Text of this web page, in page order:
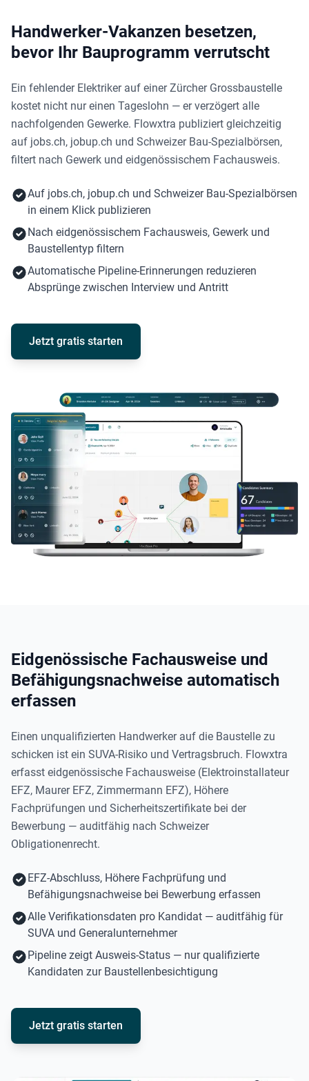
Handwerker-Vakanzen besetzen,
bevor Ihr Bauprogramm verrutscht
Ein fehlender Elektriker auf einer Zürcher Grossbaustelle
kostet nicht nur einen Tageslohn — er verzögert alle
nachfolgenden Gewerke. Flowxtra publiziert gleichzeitig
auf jobs.ch, jobup.ch und Schweizer Bau-Spezialbörsen,
filtert nach Gewerk und eidgenössischem Fachausweis.
Auf jobs.ch, jobup.ch und Schweizer Bau-Spezialbörsen
in einem Klick publizieren
Nach eidgenössischem Fachausweis, Gewerk und
Baustellentyp filtern
Automatische Pipeline-Erinnerungen reduzieren
Absprünge zwischen Interview und Antritt
Jetzt gratis starten
Eidgenössische Fachausweise und
Befähigungsnachweise automatisch
erfassen
Einen unqualifizierten Handwerker auf die Baustelle zu
schicken ist ein SUVA-Risiko und Vertragsbruch. Flowxtra
erfasst eidgenössische Fachausweise (Elektroinstallateur
EFZ, Maurer EFZ, Zimmermann EFZ), Höhere
Fachprüfungen und Sicherheitszertifikate bei der
Bewerbung — auditfähig nach Schweizer
Obligationenrecht.
EFZ-Abschluss, Höhere Fachprüfung und
Befähigungsnachweise bei Bewerbung erfassen
Alle Verifikationsdaten pro Kandidat — auditfähig für
SUVA und Generalunternehmer
Pipeline zeigt Ausweis-Status — nur qualifizierte
Kandidaten zur Baustellenbesichtigung
Jetzt gratis starten